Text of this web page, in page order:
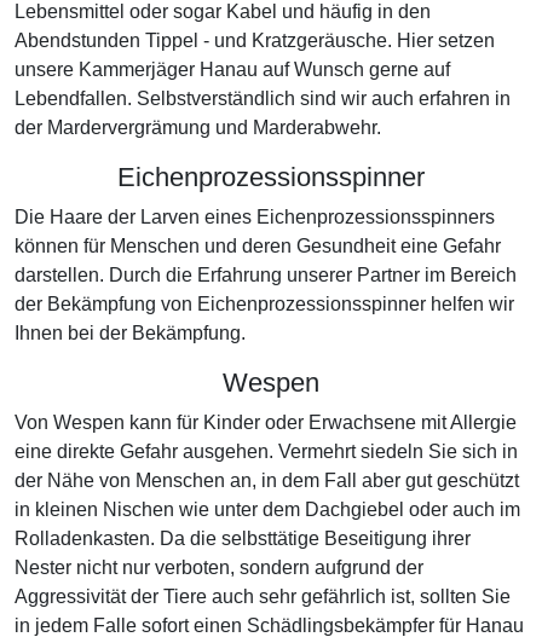
Lebensmittel oder sogar Kabel und häufig in den
Abendstunden Tippel - und Kratzgeräusche. Hier setzen
unsere Kammerjäger Hanau auf Wunsch gerne auf
Lebendfallen. Selbstverständlich sind wir auch erfahren in
der Mardervergrämung und Marderabwehr.
Eichenprozessionsspinner
Die Haare der Larven eines Eichenprozessionsspinners
können für Menschen und deren Gesundheit eine Gefahr
darstellen. Durch die Erfahrung unserer Partner im Bereich
der Bekämpfung von Eichenprozessionsspinner helfen wir
Ihnen bei der Bekämpfung.
Wespen
Von Wespen kann für Kinder oder Erwachsene mit Allergie
eine direkte Gefahr ausgehen. Vermehrt siedeln Sie sich in
der Nähe von Menschen an, in dem Fall aber gut geschützt
in kleinen Nischen wie unter dem Dachgiebel oder auch im
Rolladenkasten. Da die selbsttätige Beseitigung ihrer
Nester nicht nur verboten, sondern aufgrund der
Aggressivität der Tiere auch sehr gefährlich ist, sollten Sie
in jedem Falle sofort einen Schädlingsbekämpfer für Hanau